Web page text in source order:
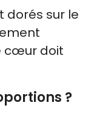
dorés sur le
cœur doit
?